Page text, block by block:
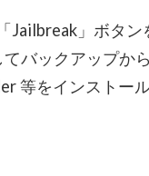
」ボタン
バックアップか
等をインストー